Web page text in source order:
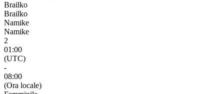
Brailko
Brailko
Namike
Namike
2
01:00
(UTC)
-
08:00
(Ora locale)